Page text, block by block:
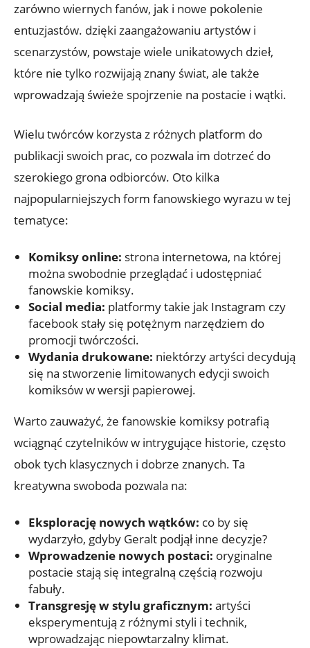
zarówno wiernych fanów, jak i nowe pokolenie
entuzjastów. dzięki zaangażowaniu artystów i
scenarzystów, powstaje wiele unikatowych dzieł,
które nie tylko rozwijają znany świat, ale także
wprowadzają świeże spojrzenie na postacie i wątki.
Wielu twórców korzysta z różnych platform do
publikacji swoich prac, co pozwala im dotrzeć do
szerokiego grona odbiorców. Oto kilka
najpopularniejszych form fanowskiego wyrazu w tej
tematyce:
Komiksy online: strona internetowa, na której
można swobodnie przeglądać i udostępniać
fanowskie komiksy.
Social media: platformy takie jak Instagram czy
facebook stały się potężnym narzędziem do
promocji twórczości.
Wydania drukowane: niektórzy artyści decydują
się na stworzenie limitowanych edycji swoich
komiksów w wersji papierowej.
Warto zauważyć, że fanowskie komiksy potrafią
wciągnąć czytelników w intrygujące historie, często
obok tych klasycznych i dobrze znanych. Ta
kreatywna swoboda pozwala na:
Eksplorację nowych wątków: co by się
wydarzyło, gdyby Geralt podjął inne decyzje?
Wprowadzenie nowych postaci: oryginalne
postacie stają się integralną częścią rozwoju
fabuły.
Transgresję w stylu graficznym: artyści
eksperymentują z różnymi styli i technik,
wprowadzając niepowtarzalny klimat.